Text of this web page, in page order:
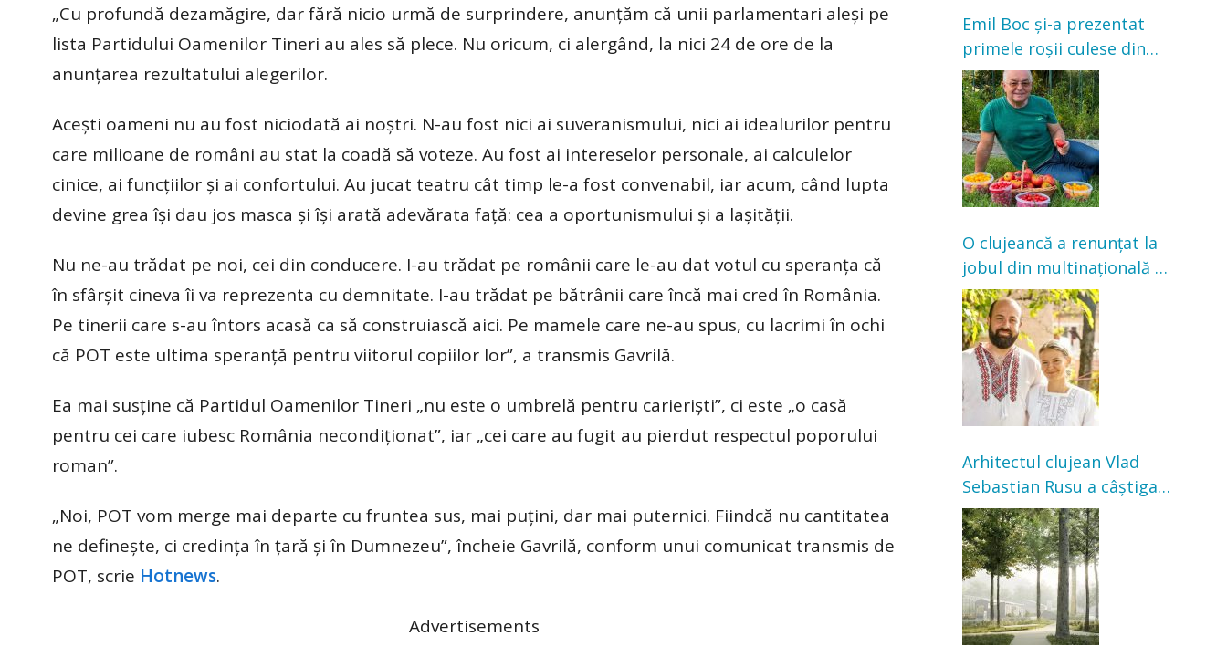
„Cu profundă dezamăgire, dar fără nicio urmă de surprindere, anunțăm că unii parlamentari aleși pe
lista Partidului Oamenilor Tineri au ales să plece. Nu oricum, ci alergând, la nici 24 de ore de la
anunțarea rezultatului alegerilor.
Acești oameni nu au fost niciodată ai noștri. N-au fost nici ai suveranismului, nici ai idealurilor pentru
care milioane de români au stat la coadă să voteze. Au fost ai intereselor personale, ai calculelor
cinice, ai funcțiilor și ai confortului. Au jucat teatru cât timp le-a fost convenabil, iar acum, când lupta
devine grea își dau jos masca și își arată adevărata față: cea a oportunismului și a lașității.
Nu ne-au trădat pe noi, cei din conducere. I-au trădat pe românii care le-au dat votul cu speranța că
în sfârșit cineva îi va reprezenta cu demnitate. I-au trădat pe bătrânii care încă mai cred în România.
Pe tinerii care s-au întors acasă ca să construiască aici. Pe mamele care ne-au spus, cu lacrimi în ochi
că POT este ultima speranță pentru viitorul copiilor lor”, a transmis Gavrilă.
Ea mai susține că Partidul Oamenilor Tineri „nu este o umbrelă pentru carieriști”, ci este „o casă
pentru cei care iubesc România necondiționat”, iar „cei care au fugit au pierdut respectul poporului
roman”.
„Noi, POT vom merge mai departe cu fruntea sus, mai puțini, dar mai puternici. Fiindcă nu cantitatea
ne definește, ci credința în țară și în Dumnezeu”, încheie Gavrilă, conform unui comunicat transmis de
POT, scrie Hotnews.
Advertisements
Emil Boc și-a prezentat
primele roșii culese din
grădină: „Niciun magazin
nu poate oferi această
satisfacție”
O clujeancă a renunțat la
jobul din multinațională și
s-a mutat la țară. Acum
cultivă legume în grădina
bunicilor
Arhitectul clujean Vlad
Sebastian Rusu a câștigat
concursul pentru
transformarea Grădinii
Casei Universitarilor